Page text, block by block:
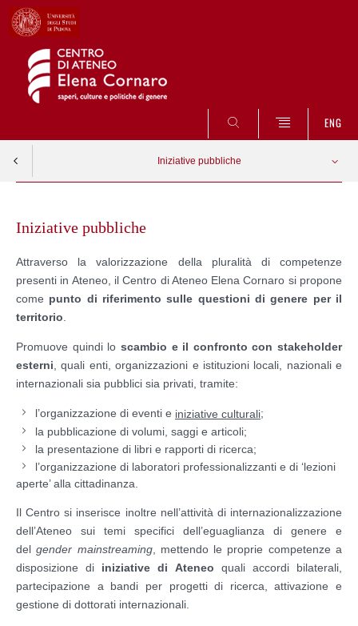
CERCA
ENG
Iniziative pubbliche
Re-writing the story: Gender, media and politics
contentIniziative pubbliche
Attraverso la valorizzazione della pluralità di competenze
presenti in Ateneo, il Centro di Ateneo Elena Cornaro si propone
come punto di riferimento sulle questioni di genere per il
territorio
Promuove quindi lo scambio e il confronto con stakeholder
esterni , quali enti, organizzazioni e istituzioni locali, nazionali e
internazionali sia pubblici sia privati, tramite:
l’organizzazione di eventi e iniziative culturali;
la pubblicazione di volumi, saggi e articoli;
la presentazione di libri e rapporti di ricerca;
l’organizzazione di laboratori professionalizzanti e di ‘lezioni
aperte’ alla cittadinanza.
Il Centro si inserisce inoltre nell’attività di internazionalizzazione
dell’Ateneo sui temi specifici dell’eguaglianza di genere e
delgender mainstreaming, mettendo le proprie competenze a
disposizione di iniziative di Ateneo quali accordi bilaterali,
partecipazione a bandi per progetti di ricerca, attivazione e
gestione di dottorati internazionali.